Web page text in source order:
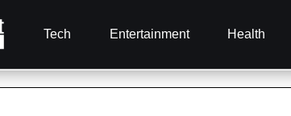
Tech Entertainment Health